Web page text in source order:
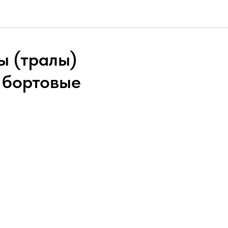
(тралы)